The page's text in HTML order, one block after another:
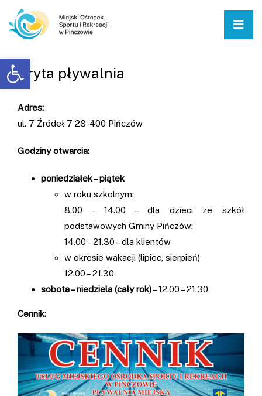
Otwórz pasek narzędzi
Kryta pływalnia
Adres:
ul. 7 Źródeł 7 28-400 Pińczów
Godziny otwarcia:
poniedziałek – piątek
w roku szkolnym:
8.00 – 14.00 – dla dzieci ze szkół
podstawowych Gminy Pińczów;
14.00 – 21.30 – dla klientów
w okresie wakacji (lipiec, sierpień)
12.00 – 21.30
sobota – niedziela (cały rok)– 12.00 – 21.30
Cennik: